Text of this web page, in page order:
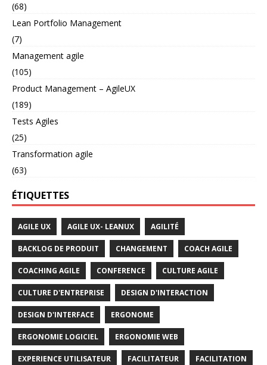
(68)
Lean Portfolio Management
(7)
Management agile
(105)
Product Management – AgileUX
(189)
Tests Agiles
(25)
Transformation agile
(63)
ÉTIQUETTES
AGILE UX AGILE UX- LEANUX AGILITÉ
BACKLOG DE PRODUIT CHANGEMENT COACH AGILE
COACHING AGILE CONFERENCE CULTURE AGILE
CULTURE D'ENTREPRISE DESIGN D'INTERACTION
DESIGN D'INTERFACE ERGONOME
ERGONOMIE LOGICIEL ERGONOMIE WEB
EXPERIENCE UTILISATEUR FACILITATEUR FACILITATION